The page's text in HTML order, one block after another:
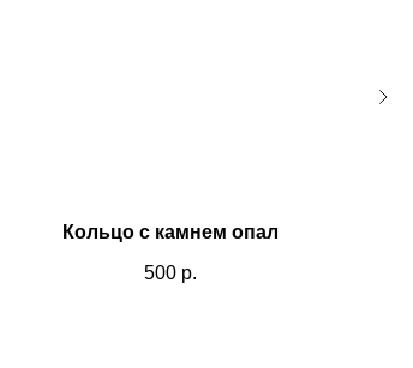
Кольцо с камнем опал
500 р.